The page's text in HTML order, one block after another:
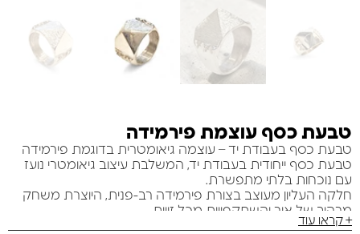
טבעת כסף עוצמת פירמידה
טבעת כסף בעבודת יד – עוצמה גיאומטרית בדוגמת פירמידה
טבעת כסף ייחודית בעבודת יד, המשלבת עיצוב גיאומטרי נועז
עם נוכחות בלתי מתפשרת.
חלקה העליון מעוצב בצורת פירמידה רב-פנית, היוצרת משחק
מרהיב של אור והשתקפויות מכל זווית.
הטקסטורה המחוספסת לצד משטחים מלוטשים מדגישה את
+ קראו עוד